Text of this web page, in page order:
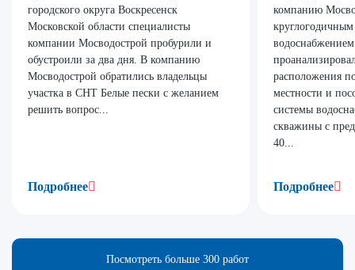
городского округа Воскресенск
Московской области специалисты
компании Мосводострой пробурили и
обустроили за два дня. В компанию
Мосводострой обратились владельцы
участка в СНТ Белые пески с желанием
решить вопрос...
Подробнее
компанию
расположения
местности и
системы
скважины с
40...
Подробнее
Посмотреть больше 300 работ